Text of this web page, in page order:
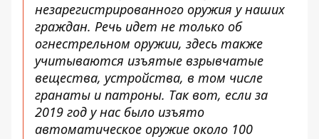
незарегистрированного оружия у наших
граждан. Речь идет не только об
огнестрельном оружии, здесь также
учитываются изъятые взрывчатые
вещества, устройства, в том числе
гранаты и патроны. Так вот, если за
2019 год у нас было изъято
автоматическое оружие около 100